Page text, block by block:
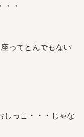
・
ってとんでもない
っこ・・・じゃな